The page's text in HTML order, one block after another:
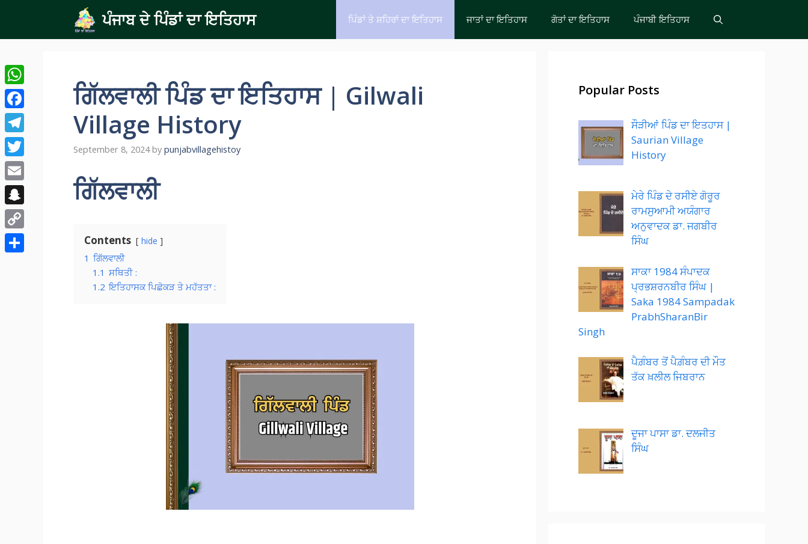
content
ਪੰਜਾਬ ਦੇ ਪਿੰਡਾਂ ਦਾ ਇਤਿਹਾਸ ਪਿੰਡਾਂ ਤੇ ਸ਼ਹਿਰਾਂ ਦਾ ਇਤਿਹਾਸ ਜਾਤਾਂ ਦਾ ਇਤਿਹਾਸ ਗੋਤਾਂ ਦਾ ਇਤਿਹਾਸ ਪੰਜਾਬੀ ਇਤਿਹਾਸ
ਗਿੱਲਵਾਲੀ ਪਿੰਡ ਦਾ ਇਤਿਹਾਸ | Gilwali
Village History
September 8, 2024 by punjabvillagehistoy
ਗਿੱਲਵਾਲੀ
Contents hide
1 ਗਿੱਲਵਾਲੀ
1.1 ਸਥਿਤੀ :
1.2 ਇਤਿਹਾਸਕ ਪਿਛੋਕੜ ਤੇ ਮਹੱਤਤਾ :
Popular Posts
ਸੌੜੀਆਂ ਪਿੰਡ ਦਾ ਇਤਹਾਸ |
Saurian Village
History
ਮੇਰੇ ਪਿੰਡ ਦੇ ਰਸੀਏ ਗੋਰੂਰ
ਰਾਮਸੁਆਮੀ ਅਯੰਗਾਰ
ਅਨੁਵਾਦਕ ਡਾ. ਜਗਬੀਰ
ਸਿੰਘ
ਸਾਕਾ 1984 ਸੰਪਾਦਕ
ਪ੍ਰਭਸ਼ਰਨਬੀਰ ਸਿੰਘ |
Saka 1984 Sampadak
PrabhSharanBir
Singh
ਪੈਗ਼ੰਬਰ ਤੋਂ ਪੈਗ਼ੰਬਰ ਦੀ ਮੌਤ
ਤੱਕ ਖ਼ਲੀਲ ਜਿਬਰਾਨ
ਦੂਜਾ ਪਾਸਾ ਡਾ. ਦਲਜੀਤ
ਸਿੰਘ
WhatsApp
Facebook
Telegram
Twitter
Email
Snapchat
Copy
Link